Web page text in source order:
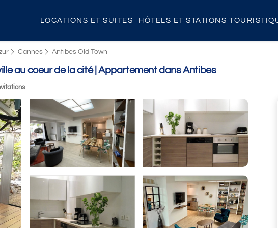
LOCATIONS ET SUITES HÔTELS ET STATIONS
Cannes Antibes Old Town
au coeur de la cité | Appartement dans Antibes